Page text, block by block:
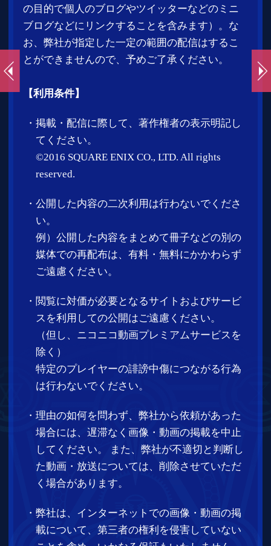
・理由の如何を問わず、弊社から依頼があった
場合には、遅滞なく画像・動画の掲載を中止
してください。 また、弊社が不適切と判断し
た動画・放送については、削除させていただ
・弊社は、インターネットでの画像・動画の掲
載について、第三者の権利を侵害していない
また、当該画像・動画を利用された結果発生
したいかなる損害または他のプレイヤーを含
たしません。
著作権について
サポートセンター
プライバシーポリシー
© 2016 SQUARE ENIX CO., LTD. All Rights Reserved. Developed by tri-